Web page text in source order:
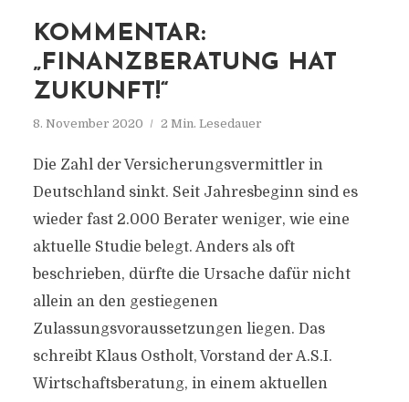
KOMMENTAR:
„FINANZBERATUNG HAT
ZUKUNFT!“
8. November 2020 2 Min. Lesedauer
Die Zahl der Versicherungsvermittler in
Deutschland sinkt. Seit Jahresbeginn sind es
wieder fast 2.000 Berater weniger, wie eine
aktuelle Studie belegt. Anders als oft
beschrieben, dürfte die Ursache dafür nicht
allein an den gestiegenen
Zulassungsvoraussetzungen liegen. Das
schreibt Klaus Ostholt, Vorstand der A.S.I.
Wirtschaftsberatung, in einem aktuellen